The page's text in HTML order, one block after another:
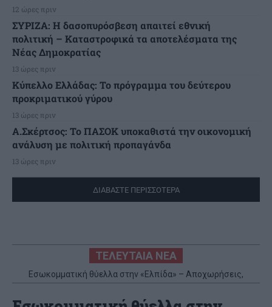
12 ώρες πριν
ΣΥΡΙΖΑ: Η δασοπυρόσβεση απαιτεί εθνική
πολιτική – Καταστροφικά τα αποτελέσματα της
Νέας Δημοκρατίας
13 ώρες πριν
Κύπελλο Ελλάδας: Το πρόγραμμα του δεύτερου
προκριματικού γύρου
13 ώρες πριν
Α.Σκέρτσος: Το ΠΑΣΟΚ υποκαθιστά την οικονομική
ανάλυση με πολιτική προπαγάνδα
13 ώρες πριν
ΔΙΑΒΑΣΤΕ ΠΕΡΙΣΣΟΤΕΡΑ